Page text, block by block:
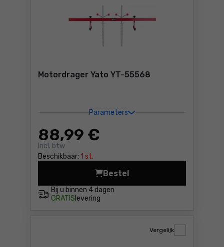
Motordrager Yato YT-55568
Parameters
88,99 €
Incl. btw
Beschikbaar: 1 st.
Bij u binnen 4 dagen
GRATIS levering
Bestel
Motordrager Yato YT-
Vergelijk